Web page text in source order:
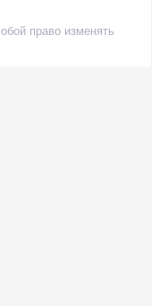
право изменять